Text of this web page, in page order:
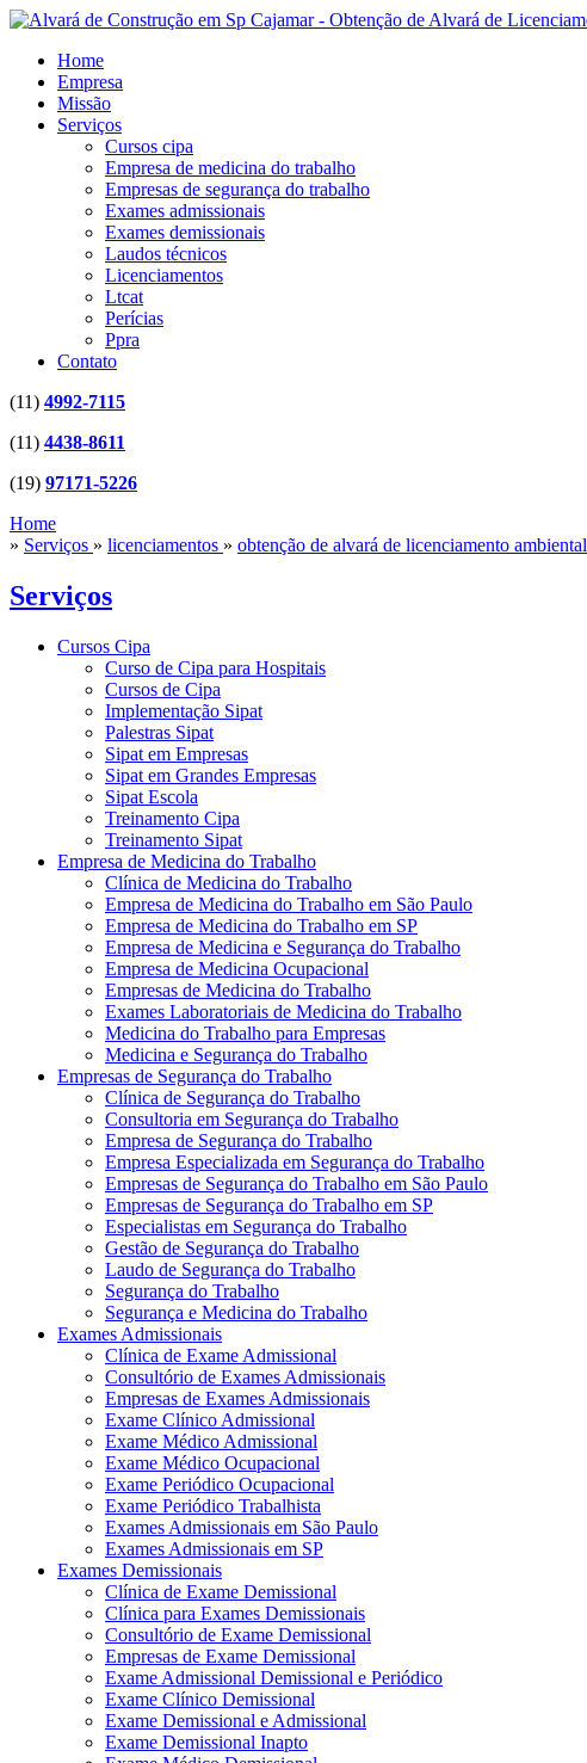
Home
Empresa
Missão
Serviços
Cursos cipa
Empresa de medicina do trabalho
Empresas de segurança do trabalho
Exames admissionais
Exames demissionais
Laudos técnicos
Licenciamentos
Ltcat
Perícias
Ppra
Contato
(11) 4992-7115
(11) 4438-8611
(19) 97171-5226
Home
» Serviços » licenciamentos » obtenção de alvará de licenciamento ambiental
Serviços
Cursos Cipa
Curso de Cipa para Hospitais
Cursos de Cipa
Implementação Sipat
Palestras Sipat
Sipat em Empresas
Sipat em Grandes Empresas
Sipat Escola
Treinamento Cipa
Treinamento Sipat
Empresa de Medicina do Trabalho
Clínica de Medicina do Trabalho
Empresa de Medicina do Trabalho em São Paulo
Empresa de Medicina do Trabalho em SP
Empresa de Medicina e Segurança do Trabalho
Empresa de Medicina Ocupacional
Empresas de Medicina do Trabalho
Exames Laboratoriais de Medicina do Trabalho
Medicina do Trabalho para Empresas
Medicina e Segurança do Trabalho
Empresas de Segurança do Trabalho
Clínica de Segurança do Trabalho
Consultoria em Segurança do Trabalho
Empresa de Segurança do Trabalho
Empresa Especializada em Segurança do Trabalho
Empresas de Segurança do Trabalho em São Paulo
Empresas de Segurança do Trabalho em SP
Especialistas em Segurança do Trabalho
Gestão de Segurança do Trabalho
Laudo de Segurança do Trabalho
Segurança do Trabalho
Segurança e Medicina do Trabalho
Exames Admissionais
Clínica de Exame Admissional
Consultório de Exames Admissionais
Empresas de Exames Admissionais
Exame Clínico Admissional
Exame Médico Admissional
Exame Médico Ocupacional
Exame Periódico Ocupacional
Exame Periódico Trabalhista
Exames Admissionais em São Paulo
Exames Admissionais em SP
Exames Demissionais
Clínica de Exame Demissional
Clínica para Exames Demissionais
Consultório de Exame Demissional
Empresas de Exame Demissional
Exame Admissional Demissional e Periódico
Exame Clínico Demissional
Exame Demissional e Admissional
Exame Demissional Inapto